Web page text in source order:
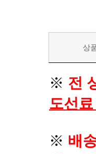
상
※ 전
도선
※ 배